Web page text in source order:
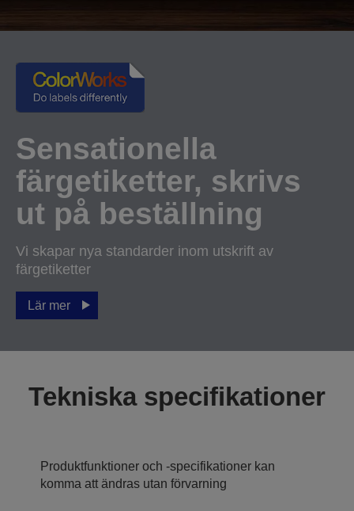
Sensationella
färgetiketter, skrivs
ut på beställning
Vi skapar nya standarder inom utskrift av
färgetiketter
Lär mer
Tekniska specifikationer
Produktfunktioner och -specifikationer kan
komma att ändras utan förvarning